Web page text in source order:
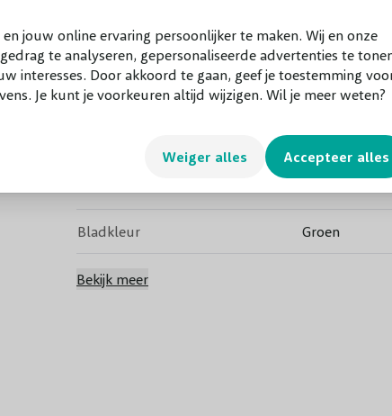
jouw online ervaring persoonlijker te maken. Wij en onze
te analyseren, gepersonaliseerde advertenties te
interesses. Door akkoord te gaan, geef je toestemming
Je kunt je voorkeuren altijd wijzigen. Wil je meer weten?
Weiger alles Accepteer alles
Struikroos
Hoogte 15-20 cm
Bloeiperiode Juni t/m
Bladkleur Groen
Groenblijvend
Bekijk meer